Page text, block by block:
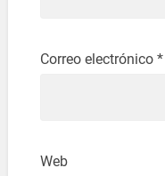
Correo electrónico *
Web